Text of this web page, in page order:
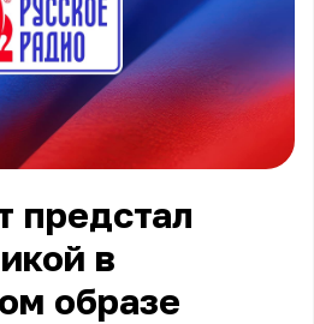
предстал
в
образе